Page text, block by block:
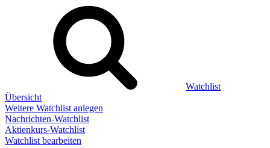
Watchlist
Übersicht
Weitere Watchlist anlegen
Nachrichten-Watchlist
Aktienkurs-Watchlist
Watchlist bearbeiten